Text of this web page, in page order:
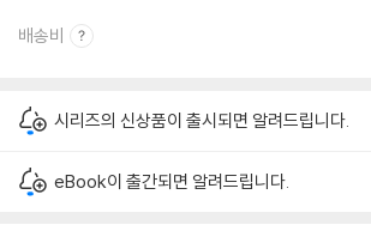
배송비
시리즈의 신상품이 출시되면 알려드립니다.
eBook이 출간되면 알려드립니다.